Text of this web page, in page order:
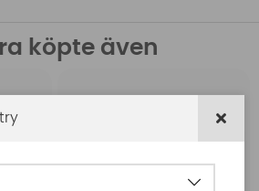
köpte även